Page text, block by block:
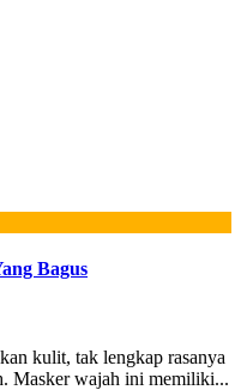
Bagus
kulit, tak lengkap rasanya
Masker wajah ini memiliki...